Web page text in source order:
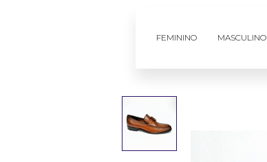
FEMININO MASCULINO